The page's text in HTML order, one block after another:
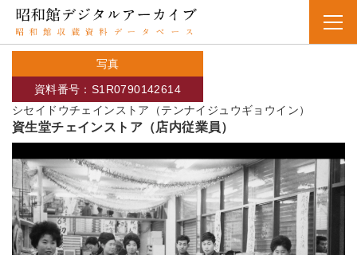
写真
シセイドウチェインストア（テンナイジュウギョウイン）
資料番号：S1R0790142614
資生堂チェインストア（店内従業員）